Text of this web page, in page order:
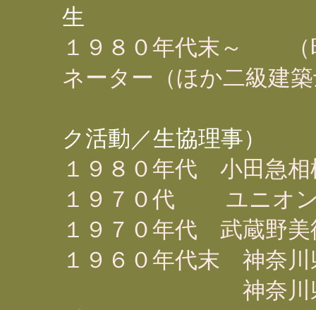
生
１９８０年代末～
ネーター（ほか二級建
ク活動／生協理事）
１９８０年代 小田急相
１９７０代 ユニオン
１９７０年代 武蔵野
１９６０年代末 神奈川
神奈川県愛甲郡